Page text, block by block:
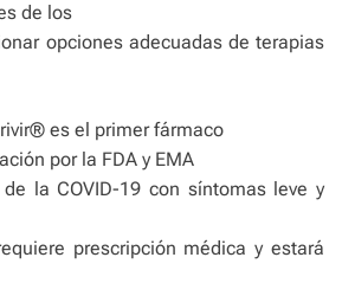
de los
opciones adecuadas de terapias
es el primer fármaco
por la FDA y EMA
la COVID-19 con síntomas leve y
prescripción médica y estará